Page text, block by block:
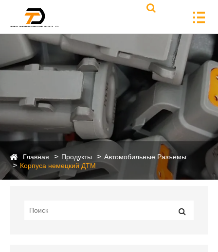
Главная Продукты
Автомобильные Разъемы
Корпуса немецкий ДТМ